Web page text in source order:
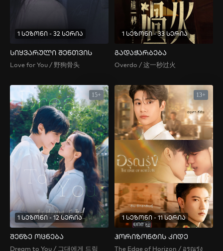
1 სეზონი - 32 სერია
სიყვარული შენთვის
Love for You / 野狗骨头
1 სეზონი - 33 სერია
გადაჭარბება
Overdo / 这一秒过火
15+
1 სეზონი - 12 სერია
შენზე ოცნება
Dream to You / 그대에게 드림
13+
1 სეზონი - 11 სერია
ჰორიზონტის კიდე
The Edge of Horizon / อรุณรุ่ง